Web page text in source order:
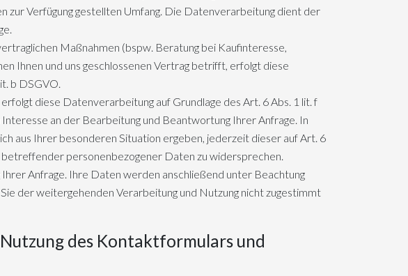
zur Verfügung gestellten Umfang. Die Datenverarbeitung dient der
Maßnahmen (bspw. Beratung bei Kaufinteresse,
Ihnen und uns geschlossenen Vertrag betrifft, erfolgt diese
b DSGVO.
diese Datenverarbeitung auf Grundlage des Art. 6 Abs. 1 lit. f
an der Bearbeitung und Beantwortung Ihrer Anfrage. In
aus Ihrer besonderen Situation ergeben, jederzeit dieser auf Art. 6
personenbezogener Daten zu widersprechen.
Anfrage. Ihre Daten werden anschließend unter Beachtung
der weitergehenden Verarbeitung und Nutzung nicht zugestimmt
des Kontaktformulars und